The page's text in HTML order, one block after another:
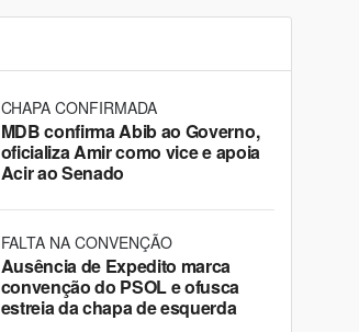
CHAPA CONFIRMADA
MDB confirma Abib ao Governo,
oficializa Amir como vice e apoia
Acir ao Senado
FALTA NA CONVENÇÃO
Ausência de Expedito marca
convenção do PSOL e ofusca
estreia da chapa de esquerda